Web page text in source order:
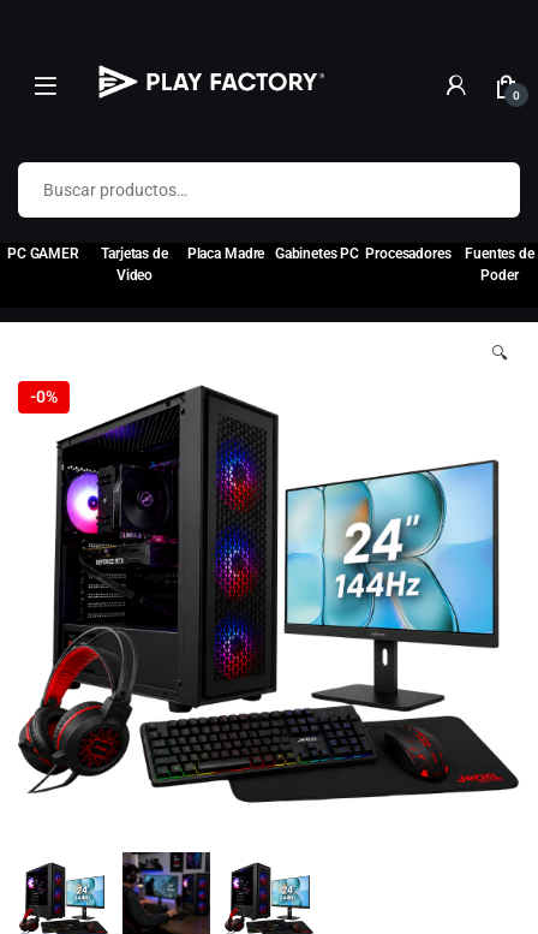
0
Buscar por:
PC GAMER
Tarjetas de
Video
Placa Madre Gabinetes PC Procesadores
Fuentes de
Poder
-0%
🔍